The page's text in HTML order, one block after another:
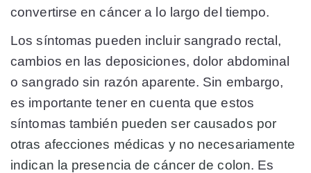
convertirse en cáncer a lo largo del tiempo.
Los síntomas pueden incluir sangrado rectal,
cambios en las deposiciones, dolor abdominal
o sangrado sin razón aparente. Sin embargo,
es importante tener en cuenta que estos
síntomas también pueden ser causados ​​por
otras afecciones médicas y no necesariamente
indican la presencia de cáncer de colon. Es